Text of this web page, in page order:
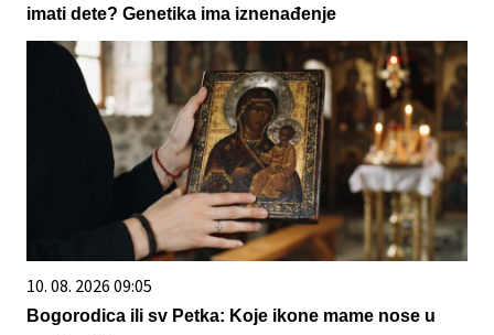
imati dete? Genetika ima iznenađenje
10. 08. 2026 09:05
Bogorodica ili sv Petka: Koje ikone mame nose u